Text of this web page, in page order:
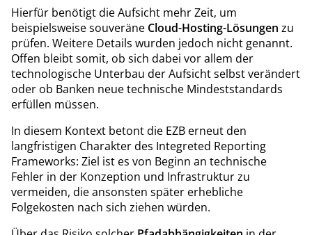
Hierfür benötigt die Aufsicht mehr Zeit, um
beispielsweise souveräne Cloud-Hosting-Lösungen zu
prüfen. Weitere Details wurden jedoch nicht genannt.
Offen bleibt somit, ob sich dabei vor allem der
technologische Unterbau der Aufsicht selbst verändert
oder ob Banken neue technische Mindeststandards
erfüllen müssen.
In diesem Kontext betont die EZB erneut den
langfristigen Charakter des Integreted Reporting
Frameworks: Ziel ist es von Beginn an technische
Fehler in der Konzeption und Infrastruktur zu
vermeiden, die ansonsten später erhebliche
Folgekosten nach sich ziehen würden.